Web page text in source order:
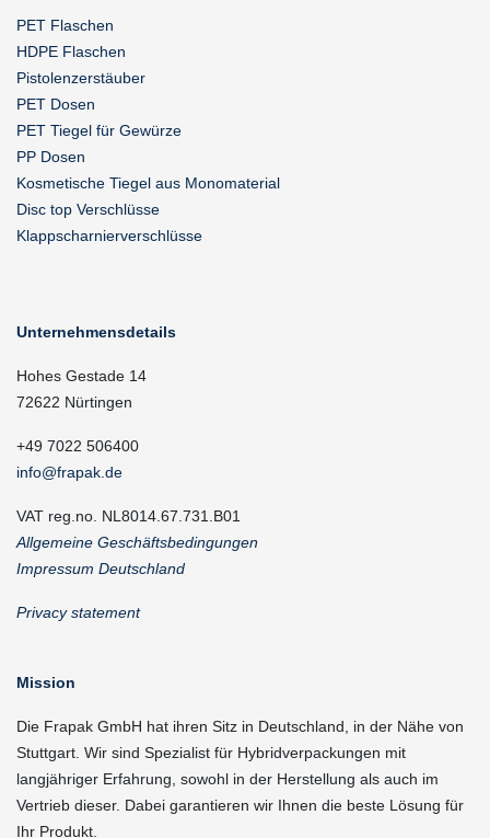
PET Flaschen
HDPE Flaschen
Pistolenzerstäuber
PET Dosen
PET Tiegel für Gewürze
PP Dosen
Kosmetische Tiegel aus Monomaterial
Disc top Verschlüsse
Klappscharnierverschlüsse
Unternehmensdetails
Hohes Gestade 14
72622 Nürtingen
+49 7022 506400
info@frapak.de
VAT reg.no. NL8014.67.731.B01
Allgemeine Geschäftsbedingungen
Impressum Deutschland
Privacy statement
Mission
Die Frapak GmbH hat ihren Sitz in Deutschland, in der Nähe von
Stuttgart. Wir sind Spezialist für Hybridverpackungen mit
langjähriger Erfahrung, sowohl in der Herstellung als auch im
Vertrieb dieser. Dabei garantieren wir Ihnen die beste Lösung für
Ihr Produkt.